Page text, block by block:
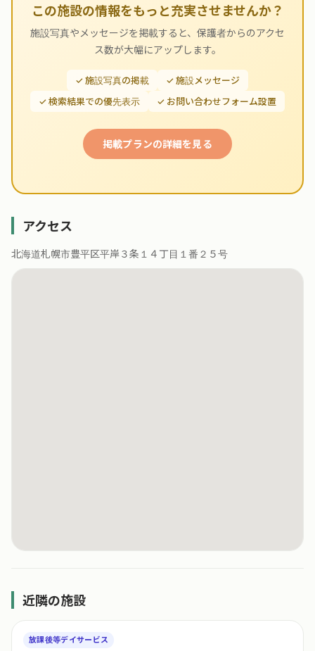
この施設の情報をもっと充実させませんか？
施設写真やメッセージを掲載すると、保護者からのアクセ
ス数が大幅にアップします。
✓ 施設写真の掲載
✓ 施設メッセージ
✓ 検索結果での優先表示
✓ お問い合わせフォーム設置
掲載プランの詳細を見る
アクセス
北海道札幌市豊平区平岸３条１４丁目１番２５号
近隣の施設
放課後等デイサービス